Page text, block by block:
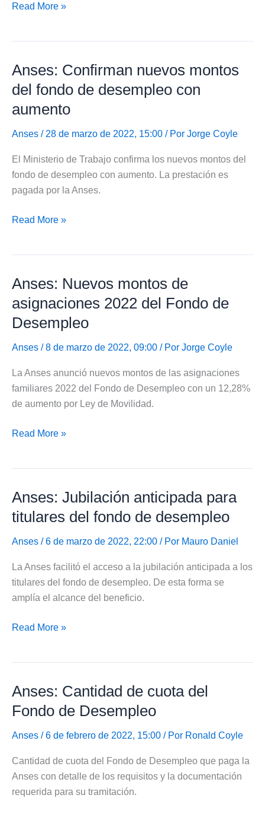
Anses:
de
Desempleo
en
abril
de
con
aumento
Read More »
Anses: Confirman nuevos montos
del fondo de desempleo con
aumento
Anses / 28 de marzo de 2022, 15:00 / Por Jorge Coyle
El Ministerio de Trabajo confirma los nuevos montos del
fondo de desempleo con aumento. La prestación es
pagada por la Anses.
Anses:
del
fondo
de
desempleo
con
Read More »
Anses: Nuevos montos de
asignaciones 2022 del Fondo de
Desempleo
Anses / 8 de marzo de 2022, 09:00 / Por Jorge Coyle
La Anses anunció nuevos montos de las asignaciones
familiares 2022 del Fondo de Desempleo con un 12,28%
de aumento por Ley de Movilidad.
Anses:
asignaciones
2022
del
Fondo
Desempleo
Read More »
Anses: Jubilación anticipada para
titulares del fondo de desempleo
Anses / 6 de marzo de 2022, 22:00 / Por Mauro Daniel
La Anses facilitó el acceso a la jubilación anticipada a los
titulares del fondo de desempleo. De esta forma se
amplía el alcance del beneficio.
Anses:
titulares
del
fondo
de
Read More »
Anses: Cantidad de cuota del
Fondo de Desempleo
Anses / 6 de febrero de 2022, 15:00 / Por Ronald Coyle
Cantidad de cuota del Fondo de Desempleo que paga la
Anses con detalle de los requisitos y la documentación
requerida para su tramitación.